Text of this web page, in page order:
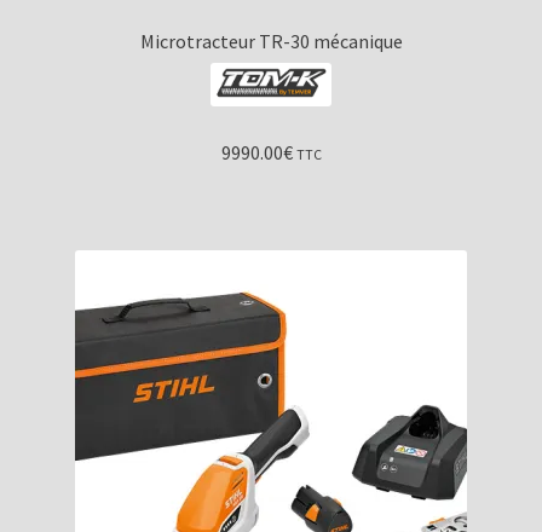
Microtracteur TR-30 mécanique
9990.00€ TTC